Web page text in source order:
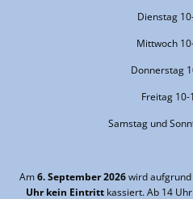
Dienstag
Mittwoch
Donnerstag
Freitag
Samstag und
Am6. September 2026wird
Uhr kein Eintrittkassiert. Ab 14